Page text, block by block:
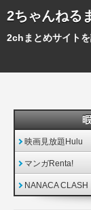
2ちゃんねる
2chまとめサイト
映画見放題Hulu
マンガRenta!
NANACA CLASH